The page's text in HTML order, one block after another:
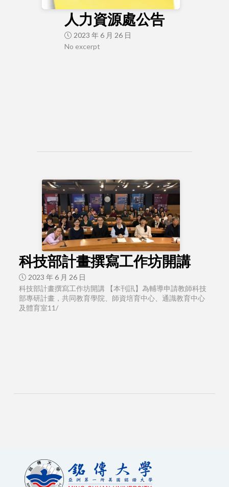
人力資源處公告
2023 年 6 月 26 日
No excerpt
科技部計畫撰寫工作坊開講
2023 年 6 月 26 日
科技部計畫撰寫工作坊開講 【本刊訊】為輔導申請教師科技
部專研計畫，共同教育學院、師資培育中心、通識教育中心
及體育室11/